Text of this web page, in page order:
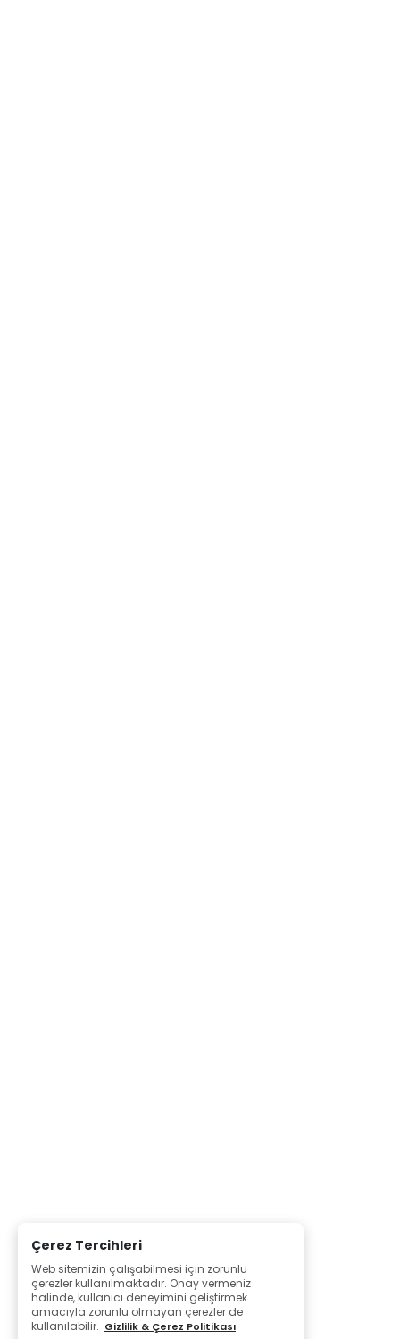
Çerez Tercihleri
Web sitemizin çalışabilmesi için zorunlu
çerezler kullanılmaktadır. Onay vermeniz
halinde, kullanıcı deneyimini geliştirmek
amacıyla zorunlu olmayan çerezler de
kullanılabilir. Gizlilik & Çerez Politikası